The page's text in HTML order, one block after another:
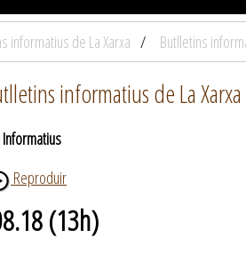
informatius de La Xarxa Butlletins
informatius de La Xarxa
Informatius
Reproduir
(13h)